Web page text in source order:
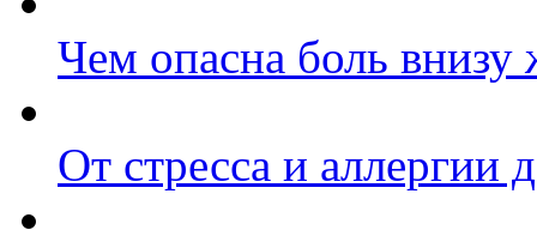
Чем опасна боль внизу
От стресса и аллергии